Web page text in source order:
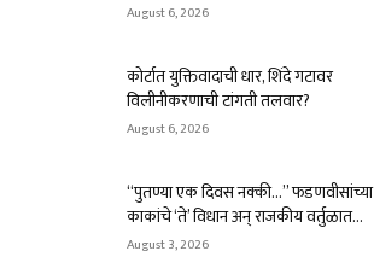
August 6, 2026
कोर्टात युक्तिवादाची धार, शिंदे गटावर
विलीनीकरणाची टांगती तलवार?
August 6, 2026
“पुतण्या एक दिवस नक्की…” फडणवीसांच्या
काकांचे ‘ते’ विधान अन् राजकीय वर्तुळात...
August 3, 2026